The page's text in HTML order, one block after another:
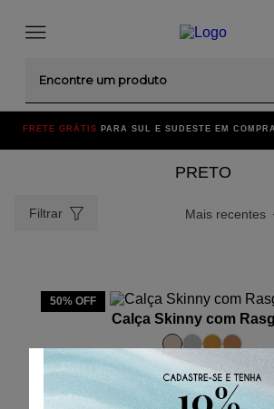
FRETE GRÁTIS PARA SUL E SUDESTE EM
PRETO
Filtrar Mais recentes
50% OFF
Calça Skinny com
38 40 42 44
R$ 419 00 R$ 209,50 /6 x de